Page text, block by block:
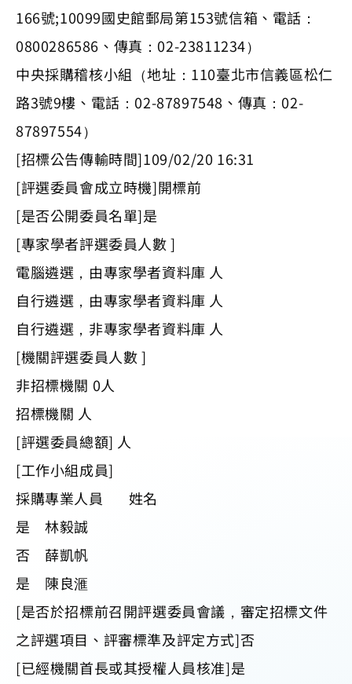
166號;10099國史館郵局第153號信箱、電話：
0800286586、傳真：02-23811234）
中央採購稽核小組（地址：110臺北市信義區松仁
路3號9樓、電話：02-87897548、傳真：02-
87897554）
[招標公告傳輸時間]109/02/20 16:31
[評選委員會成立時機]開標前
[是否公開委員名單]是
[專家學者評選委員人數 ]
電腦遴選，由專家學者資料庫 人
自行遴選，由專家學者資料庫 人
自行遴選，非專家學者資料庫 人
[機關評選委員人數 ]
非招標機關 0人
招標機關 人
[評選委員總額] 人
[工作小組成員]
採購專業人員 姓名
是 林毅誠
否 薛凱帆
是 陳良滙
[是否於招標前召開評選委員會議，審定招標文件
之評選項目、評審標準及評定方式]否
[已經機關首長或其授權人員核准]是